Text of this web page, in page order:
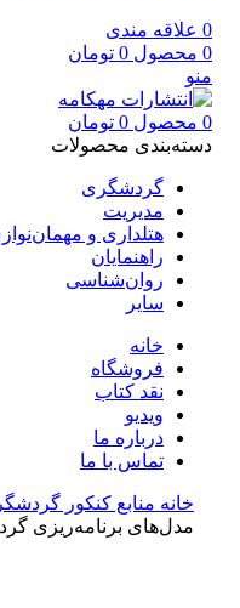
0 علاقه مندی
0 محصول 0 تومان
منو
0 محصول 0 تومان
دسته‌بندی محصولات
گردشگری
مدیریت
هتلداری و
راهنمایان
روان‌شناسی
سایر
خانه
فروشگاه
نقد کتاب
ویدیو
درباره‌ ما
تماس با ما
خانه منابع کنکور
مدل‌های برنامه‌ریزی